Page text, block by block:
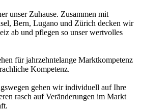
unser Zuhause. Zusammen mit
Bern, Lugano und Zürich decken wir
ab und pflegen so unser wertvolles
für jahrzehntelange Marktkompetenz
Kompetenz.
gehen wir individuell auf Ihre
rasch auf Veränderungen im Markt